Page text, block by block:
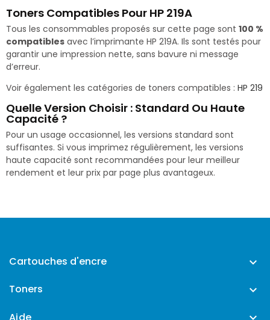
Toners Compatibles Pour HP 219A
Tous les consommables proposés sur cette page sont 100 %
compatibles avec l’imprimante HP 219A. Ils sont testés pour
garantir une impression nette, sans bavure ni message
d’erreur.
Voir également les catégories de toners compatibles : HP 219
Quelle Version Choisir : Standard Ou Haute
Capacité ?
Pour un usage occasionnel, les versions standard sont
suffisantes. Si vous imprimez régulièrement, les versions
haute capacité sont recommandées pour leur meilleur
rendement et leur prix par page plus avantageux.
Cartouches d'encre 
Toners 